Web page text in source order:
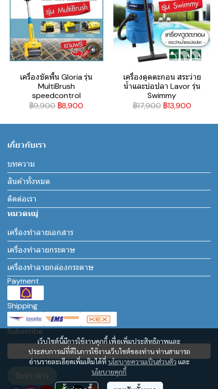
เครื่องขัดพื้น Gloria รุ่น
MultiBrush
speedcontrol
฿9,900 ฿8,900
เครื่องดูดตะกอน สระว่าย
น้ำและบ่อปลา Lavor รุ่น
Swimmy
฿17,900 ฿13,900
เว็บไซต์นี้มีการใช้งานคุกกี้ เพื่อเพิ่มประสิทธิภาพและ
ประสบการณ์ที่ดีในการใช้งานเว็บไซต์ของท่าน ท่านสามารถ
อ่านรายละเอียดเพิ่มเติมได้ที่นโยบายความเป็นส่วนตัวและ
นโยบายคุกกี้
เกี่ยวกับเรา
บทความ
สินค้าทั้งหมด
ติดต่อเรา
หมวดหมู่
เครื่องทำลายเอกสาร
เครื่องทำลายกระดาษ
เครื่องทำลายกล่องกระดาษ
Payment
Shipping
Subscribe
รับข่าวสาร